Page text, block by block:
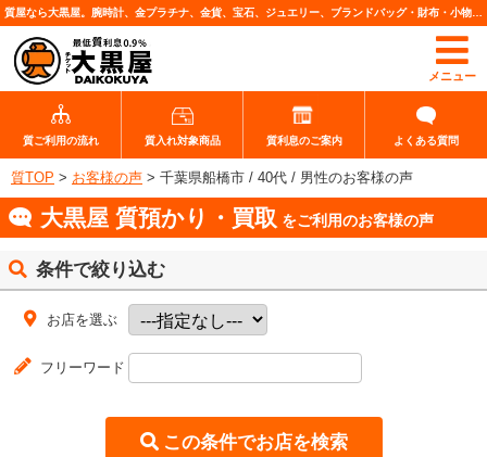
メニュー
質ご利用の流れ 質入れ対象商品 質利息のご案内 よくある質問
質TOP > お客様の声 > 千葉県船橋市 / 40代 / 男性のお客様の声
大黒屋 質預かり・買取 をご利用のお客様の声
条件で絞り込む
お店を選ぶ
フリーワード